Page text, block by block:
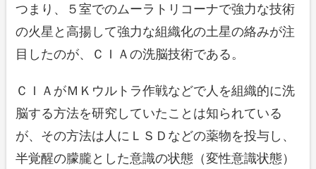
つまり、５室でのムーラトリコーナで強力な技術
の火星と高揚して強力な組織化の土星の絡みが注
目したのが、ＣＩＡの洗脳技術である。
ＣＩＡがＭＫウルトラ作戦などで人を組織的に洗
脳する方法を研究していたことは知られている
が、その方法は人にＬＳＤなどの薬物を投与し、
半覚醒の朦朧とした意識の状態（変性意識状態）